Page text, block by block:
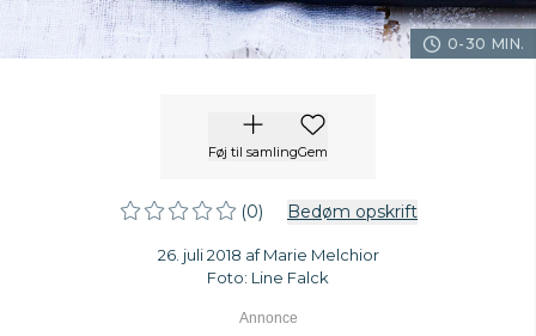
0-30 MIN.
Føj til samlingGem
(0) Bedøm opskrift
26. juli 2018 af Marie Melchior
Foto: Line Falck